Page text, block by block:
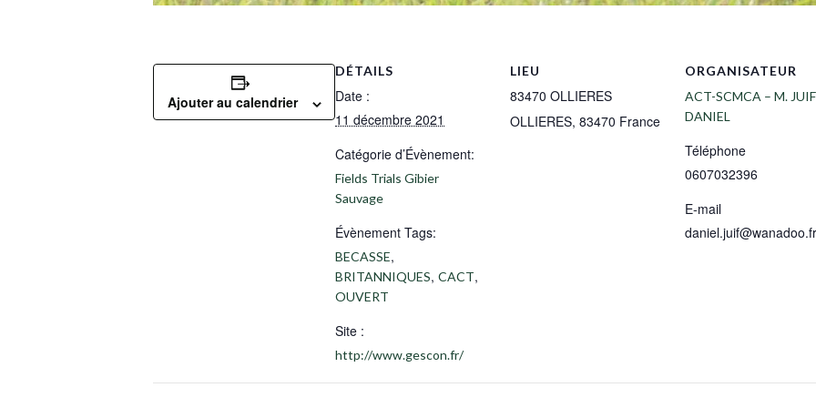
Ajouter au calendrier
DÉTAILS
Date :
11 décembre 2021
Catégorie d’Évènement:
Fields Trials Gibier
Sauvage
Évènement Tags:
BECASSE,
BRITANNIQUES, CACT,
OUVERT
Site :
http://www.gescon.fr/
LIEU
83470 OLLIERES
OLLIERES, 83470 France
ORGANISATEUR
ACT-SCMCA – M. JUIF
DANIEL
Téléphone
0607032396
E-mail
daniel.juif@wanadoo.fr